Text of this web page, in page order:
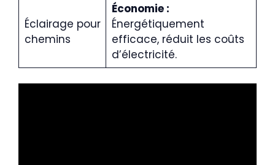
Éclairage pour
chemins
Économie :
Énergétiquement
efficace, réduit les coûts
d’électricité.